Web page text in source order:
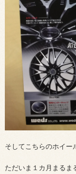
そしてこちらのホイー
ただいま１カ月まるま